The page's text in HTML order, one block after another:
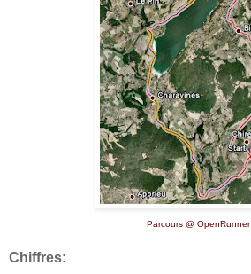
Parcours @ OpenRunner
Chiffres: